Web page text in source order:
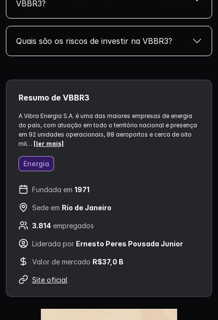
VBBR3?
Quais são os riscos de investir na VBBR3?
Resumo de VBBR3
A Vibra Energia S.A. é uma das maiores empresas de energia
do país, com atuação em todo o território nacional e presença
em 92 unidades operacionais, 88 aeroportos e cerca de oito
mil… [ler mais]
Energia
Fundada em 1971
Sede em Rio de Janeiro
3.814 empregados
Liderada por Ernesto Peres Pousada Junior
Valor de mercado R$37,0 B
Site oficial